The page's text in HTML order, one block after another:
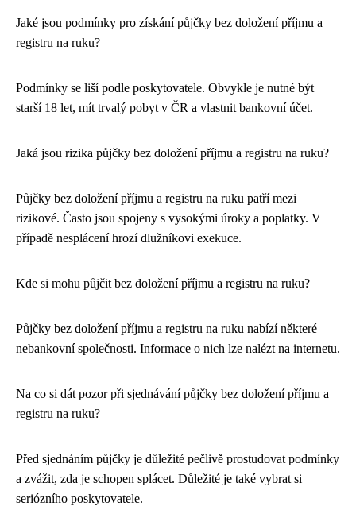
Jaké jsou podmínky pro získání půjčky bez doložení příjmu a
registru na ruku?
Podmínky se liší podle poskytovatele. Obvykle je nutné být
starší 18 let, mít trvalý pobyt v ČR a vlastnit bankovní účet.
Jaká jsou rizika půjčky bez doložení příjmu a registru na ruku?
Půjčky bez doložení příjmu a registru na ruku patří mezi
rizikové. Často jsou spojeny s vysokými úroky a poplatky. V
případě nesplácení hrozí dlužníkovi exekuce.
Kde si mohu půjčit bez doložení příjmu a registru na ruku?
Půjčky bez doložení příjmu a registru na ruku nabízí některé
nebankovní společnosti. Informace o nich lze nalézt na internetu.
Na co si dát pozor při sjednávání půjčky bez doložení příjmu a
registru na ruku?
Před sjednáním půjčky je důležité pečlivě prostudovat podmínky
a zvážit, zda je schopen splácet. Důležité je také vybrat si
seriózního poskytovatele.